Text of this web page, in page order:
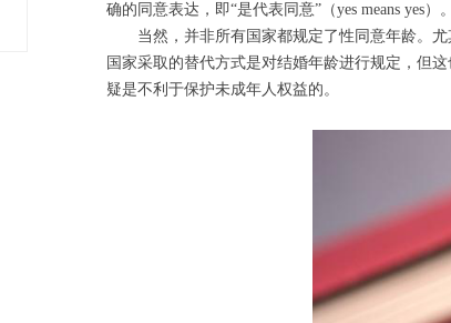
确的同意表达，即“是代表同意”（yes means yes）。
当然，并非所有国家都规定了性同意年龄。
国家采取的替代方式是对结婚年龄进行规定，但
疑是不利于保护未成年人权益的。